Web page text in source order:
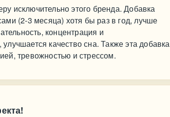
исключительно этого бренда. Добавка
(2-3 месяца) хотя бы раз в год, лучше
концентрация и
качество сна. Также эта добавка
тревожностью и стрессом.